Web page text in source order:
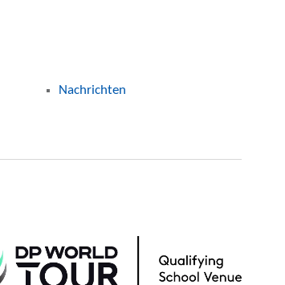
Nachrichten